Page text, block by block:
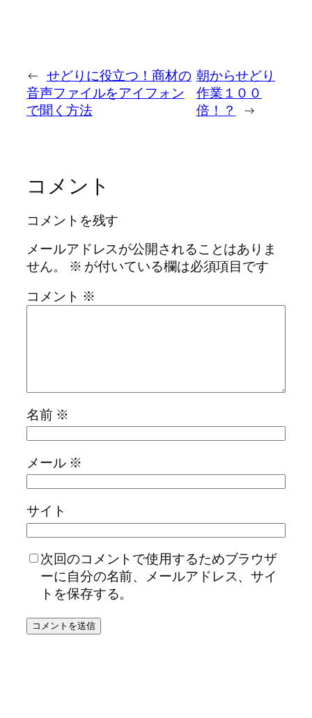
← せどりに役立つ！商材の
音声ファイルをアイフォン
で聞く方法
朝からせどり
作業１００
倍！？
→
コメント
コメントを残す
メールアドレスが公開されることはありま
せん。
※ が付いている欄は必須項目です
コメント ※
名前 ※
メール ※
サイト
次回のコメントで使用するためブラウザ
ーに自分の名前、メールアドレス、サイ
トを保存する。